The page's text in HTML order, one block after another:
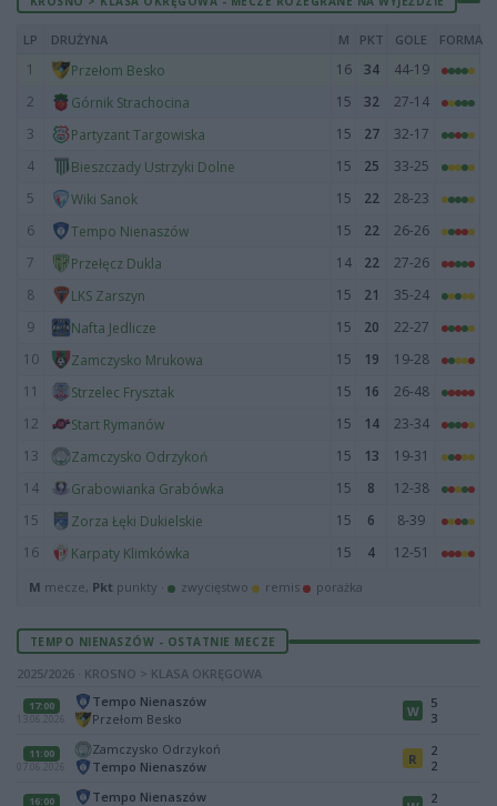
LP DRUŻYNA M PKT GOLE FORMA
1 Przełom Besko 16 34
44-19
2
Górnik Strachocina 15 32
27-14
3
Partyzant Targowiska 15 27
32-17
4
Bieszczady Ustrzyki Dolne 15 25
33-25
5
Wiki Sanok 15 22
28-23
6
Tempo Nienaszów 15 22
26-26
7
Przełęcz Dukla 14 22
27-26
8
LKS Zarszyn 15 21
35-24
9
Nafta Jedlicze 15 20
22-27
10
Zamczysko Mrukowa 15 19
19-28
11
Strzelec Frysztak 15 16
26-48
12
Start Rymanów 15 14
23-34
13
Zamczysko Odrzykoń 15 13
19-31
14
Grabowianka Grabówka 15 8
12-38
15
Zorza Łęki Dukielskie 15 6
8-39
16
Karpaty Klimkówka 15 4 12-51
M mecze, Pkt punkty · zwycięstwo remis porażka
TEMPO NIENASZÓW - OSTATNIE MECZE
2025/2026 · KROSNO > KLASA OKRĘGOWA
17:00
13.06.2026
Tempo Nienaszów
Przełom Besko
W
5
3
11:00
07.06.2026
Zamczysko Odrzykoń
Tempo Nienaszów
R
2
2
16:00
Tempo Nienaszów
2